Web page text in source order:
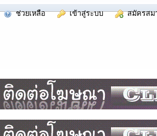
ช่วยเหลือ เข้าสู่ระบบ สมัครสม